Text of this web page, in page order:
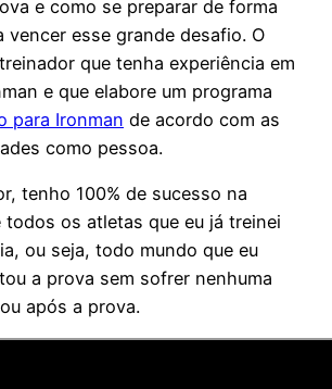
e como se preparar de forma
vencer esse grande desafio. O
que tenha experiência em
e que elabore um programa
para Ironman de acordo com as
como pessoa.
tenho 100% de sucesso na
todos os atletas que eu já treinei
ou seja, todo mundo que eu
a prova sem sofrer nenhuma
após a prova.